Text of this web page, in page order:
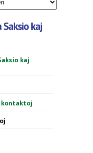
kaj
kaj
kontaktoj